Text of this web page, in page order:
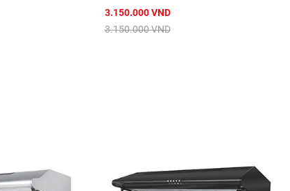
3.150.000 VND
3.150.000 VND